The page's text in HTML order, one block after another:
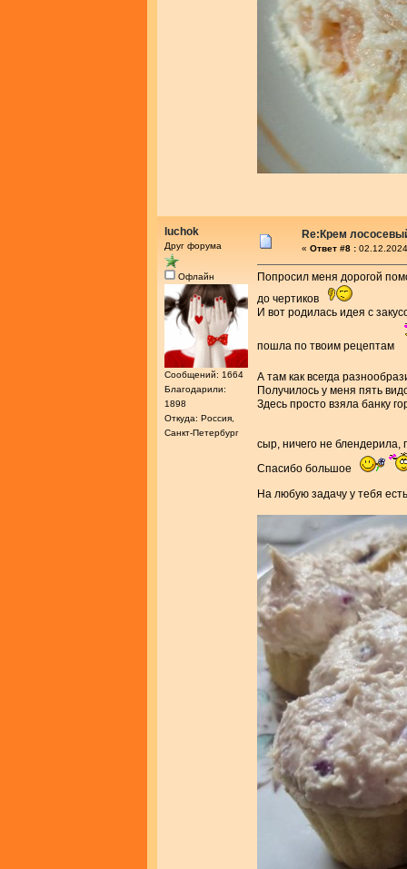
luchok
Друг форума
Офлайн
Сообщений: 1664
Благодарили:
1898
Откуда: Россия,
Санкт-Петербург
Re:Крем
« Ответ #8 :
Попросил меня дорогой
до чертиков
И вот родилась идея с
пошла по твоим рецептам
А там как всегда
Получилось у меня пять
Здесь просто взяла банку
сыр, ничего не блендерила,
Спасибо большое
На любую задачу у тебя